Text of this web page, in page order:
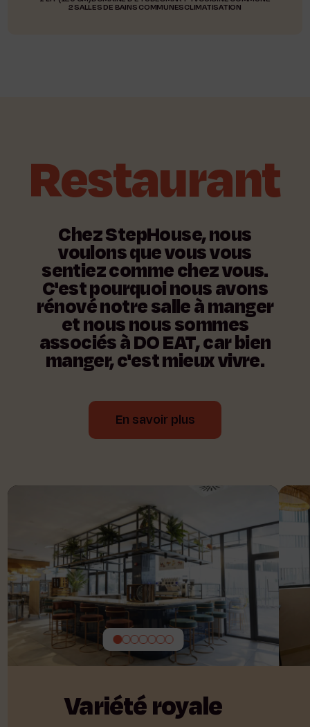
2 SALLES DE BAINS COMMUNESCLIMATISATION
Restaurant
ChezStepHouse,nous
voulonsquevousvous
sentiezcommechezvous.
C'estpourquoinousavons
rénovénotresalleàmanger
etnousnoussommes
associésàDOEAT,carbien
manger,c'estmieuxvivre.
En savoir plus
Variétéroyale